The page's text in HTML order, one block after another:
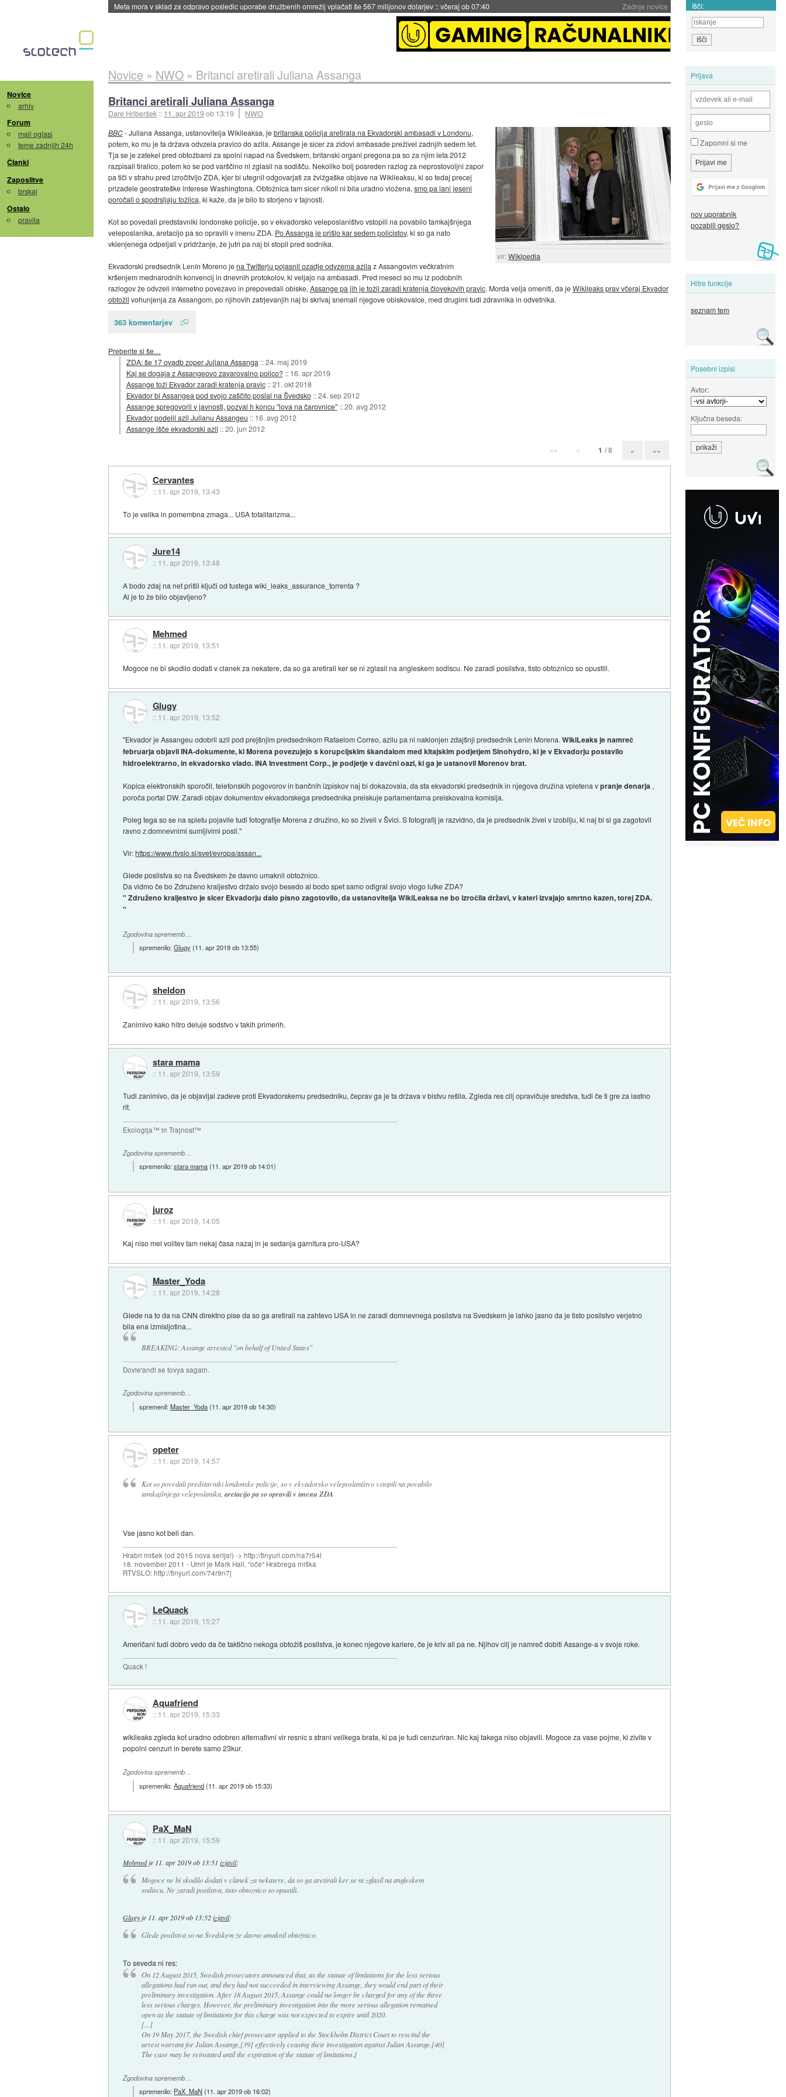
Zadnje novice
Meta mora v sklad za odpravo posledic uporabe družbenih omrežij vplačati še 567 milijonov dolarjev ::včeraj ob 07:40 Išči:
Novice
arhiv
Forum
mali oglasi
teme zadnjih 24h
Članki
Zaposlitve
brskaj
Ostalo
pravila
Prijava
Zapomni si me
nov uporabnik
pozabili geslo?
Hitre funkcije
seznam tem
Posebni izpisi
Avtor:
Ključna beseda:
Novice » NWO» Britanci aretirali Juliana Assanga
Britanci aretirali Juliana Assanga
Dare Hriberšek :: 11. apr 2019ob 13:19 NWO
vir:Wikipedia
BBC- Juliana Assanga, ustanovitelja Wikileaksa, jebritanska policija aretirala na Ekvadorski ambasadi v Londonu,
potem, ko mu je ta država odvzela pravico do azila. Assange je sicer za zidovi ambasade preživel zadnjih sedem let.
Tja se je zatekel pred obtožbami za spolni napad na Švedskem, britanski organi pregona pa so za njim leta 2012
razpisali tiralico, potem ko se pod varščino ni zglasil na sodišču. Nekoliko bolj posreden razlog za neprostovoljni zapor
pa tiči v strahu pred izročitvijo ZDA, kjer bi utegnil odgovarjati za žvižgaške objave na Wikileaksu, ki so tedaj precej
prizadele geostrateške interese Washingtona. Obtožnica tam sicer nikoli ni bila uradno vložena, smo pa lani jeseni
poročali o spodrsljaju tožilca, ki kaže, da je bilo to storjeno v tajnosti.
Kot so povedali predstavniki londonske policije, so v ekvadorsko veleposlaništvo vstopili na povabilo tamkajšnjega
veleposlanika, aretacijo pa so opravili v imenu ZDA. Po Assanga je prišlo kar sedem policistov, ki so ga nato
vklenjenega odpeljali v pridržanje, že jutri pa naj bi stopil pred sodnika.
Ekvadorski predsednik Lenín Moreno jena Twitterju pojasnil ozadje odvzema azila z Assangovim večkratnim
kršenjem mednarodnih konvencij in dnevnih protokolov, ki veljajo na ambasadi. Pred meseci so mu iz podobnih
razlogov že odvzeli internetno povezavo in prepovedali obiske, Assange pa jih je tožil zaradi kratenja človekovih pravic. Morda velja omeniti, da jeWikileaks prav včeraj Ekvador
obtožil vohunjenja za Assangom, po njihovih zatrjevanjih naj bi skrivaj snemali njegove obiskovalce, med drugimi tudi zdravnika in odvetnika.
363 komentarjev
Preberite si še…
ZDA: še 17 ovadb zoper Juliana Assanga ::24. maj 2019
Kaj se dogaja z Assangeovo zavarovalno polico? :: 16. apr 2019
Assange toži Ekvador zaradi kratenja pravic ::21. okt 2018
Ekvador bi Assangea pod svojo zaščito poslal na Švedsko ::24. sep 2012
Assange spregovoril v javnosti, pozval h koncu "lova na čarovnice" ::20. avg 2012
Ekvador podelil azil Julianu Assangeu :: 16. avg 2012
Assange išče ekvadorski azil ::20. jun 2012
«« « 1 / 8 » »»
Cervantes
:: 11. apr 2019, 13:43
To je velika in pomembna zmaga... USA totalitarizma...
Jure14
:: 11. apr 2019, 13:48
A bodo zdaj na net prišli ključi od tustega wiki_leaks_assurance_torrenta ?
Al je to že bilo objavljeno?
Mehmed
:: 11. apr 2019, 13:51
Mogoce ne bi skodilo dodati v clanek za nekatere, da so ga aretirali ker se ni zglasil na angleskem sodiscu. Ne zaradi posilstva, tisto obtoznico so opustili.
Glugy
:: 11. apr 2019, 13:52
"Ekvador je Assangeu odobril azil pod prejšnjim predsednikom Rafaelom Correo, azilu pa ni naklonjen zdajšnji predsednik Lenin Morena.WikiLeaks je namreč
februarja objavil INA-dokumente, ki Morena povezujejo s korupcijskim škandalom med kitajskim podjetjem Sinohydro, ki je v Ekvadorju postavilo
hidroelektrarno, in ekvadorsko vlado. INA Investment Corp., je podjetje v davčni oazi, ki ga je ustanovil Morenov brat.
Kopica elektronskih sporočil, telefonskih pogovorov in bančnih izpiskov naj bi dokazovala, da sta ekvadorski predsednik in njegova družina vpletena vpranje denarja ,
poroča portal DW. Zaradi objav dokumentov ekvadorskega predsednika preiskuje parlamentarna preiskovalna komisija.
Poleg tega so se na spletu pojavile tudi fotografije Morena z družino, ko so živeli v Švici. S fotografij je razvidno, da je predsednik živel v izobilju, ki naj bi si ga zagotovil
ravno z domnevnimi sumljivimi posli."
Vir:https://www.rtvslo.si/svet/evropa/assan...
Glede posilstva so na Švedskem že davno umaknil obtožnico.
Da vidmo če bo Združeno kraljestvo držalo svojo besedo al bodo spet samo odigral svojo vlogo lutke ZDA?
" Združeno kraljestvo je sicer Ekvadorju dalo pisno zagotovilo, da ustanovitelja WikiLeaksa ne bo izročila državi, v kateri izvajajo smrtno kazen, torej ZDA.
"
Zgodovina sprememb…
spremenilo:Glugy (11. apr 2019 ob 13:55)
sheldon
:: 11. apr 2019, 13:56
Zanimivo kako hitro deluje sodstvo v takih primerih.
stara mama
:: 11. apr 2019, 13:59
Tudi zanimivo, da je objavljal zadeve proti Ekvadorskemu predsedniku, čeprav ga je ta država v bistvu rešila. Zgleda res cilj opravičuje sredstva, tudi če ti gre za lastno
rit.
Ekologija™ in Trajnost™
Zgodovina sprememb…
spremenilo:stara mama(11. apr 2019 ob 14:01)
juroz
:: 11. apr 2019, 14:05
Kaj niso mel volitev tam nekaj časa nazaj in je sedanja garnitura pro-USA?
Master_Yoda
:: 11. apr 2019, 14:28
Glede na to da na CNN direktno pise da so ga aretirali na zahtevo USA in ne zaradi domnevnega posilstva na Svedskem je lahko jasno da je tisto posilstvo verjetno
bila ena izmisljotina...
BREAKING: Assange arrested "on behalf of United States"
Dovie'andi se tovya sagain.
Zgodovina sprememb…
spremenil:Master_Yoda(11. apr 2019 ob 14:30)
opeter
:: 11. apr 2019, 14:57
Kot so povedali predstavniki londonske policije, so v ekvadorsko veleposlaništvo vstopili na povabilo
tamkajšnjega veleposlanika,aretacijo pa so opravili v imenu ZDA
Vse jasno kot beli dan.
Hrabri mišek (od 2015 nova serija!) -> http://tinyurl.com/na7r54l
18. november 2011 - Umrl je Mark Hall, "oče" Hrabrega miška
RTVSLO: http://tinyurl.com/74r9n7j
LeQuack
:: 11. apr 2019, 15:27
Američani tudi dobro vedo da če taktično nekoga obtožiš posilstva, je konec njegove kariere, če je kriv ali pa ne. Njihov cilj je namreč dobiti Assange-a v svoje roke.
Quack !
Aquafriend
:: 11. apr 2019, 15:33
wikileaks zgleda kot uradno odobren alternativni vir resnic s strani velikega brata, ki pa je tudi cenzuriran. Nic kaj takega niso objavili. Mogoce za vase pojme, ki zivite v
popolni cenzuri in berete samo 23kur.
Zgodovina sprememb…
spremenilo:Aquafriend(11. apr 2019 ob 15:33)
PaX_MaN
:: 11. apr 2019, 15:59
Mehmedje 11. apr 2019 ob 13:51 izjavil:
Mogoce ne bi skodilo dodati v clanek za nekatere, da so ga aretirali ker se ni zglasil na angleskem
sodiscu. Ne zaradi posilstva, tisto obtoznico so opustili.
Glugyje 11. apr 2019 ob 13:52 izjavil:
Glede posilstva so na Švedskem že davno umaknil obtožnico.
To seveda ni res:
On 12 August 2015, Swedish prosecutors announced that, as the statute of limitations for the less serious
allegations had run out, and they had not succeeded in interviewing Assange, they would end part of their
preliminary investigation. After 18 August 2015, Assange could no longer be charged for any of the three
less serious charges. However, the preliminary investigation into the more serious allegation remained
open as the statute of limitations for this charge was not expected to expire until 2020.
[...]
On 19 May 2017, the Swedish chief prosecutor applied to the Stockholm District Court to rescind the
arrest warrant for Julian Assange,[39] effectively ceasing their investigation against Julian Assange.[40]
The case may be reinstated until the expiration of the statute of limitations.[
Zgodovina sprememb…
spremenilo: PaX_MaN(11. apr 2019 ob 16:02)